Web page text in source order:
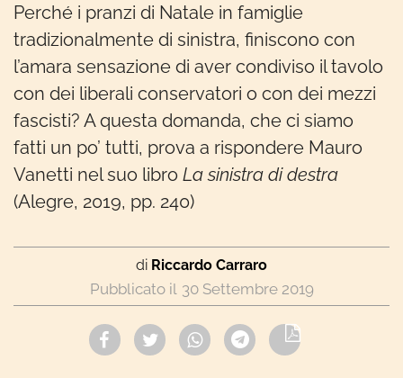
Perché i pranzi di Natale in famiglie
tradizionalmente di sinistra, finiscono con
l’amara sensazione di aver condiviso il tavolo
con dei liberali conservatori o con dei mezzi
fascisti? A questa domanda, che ci siamo
fatti un po’ tutti, prova a rispondere Mauro
Vanetti nel suo libro La sinistra di destra
(Alegre, 2019, pp. 240)
di Riccardo Carraro
30 Settembre 2019